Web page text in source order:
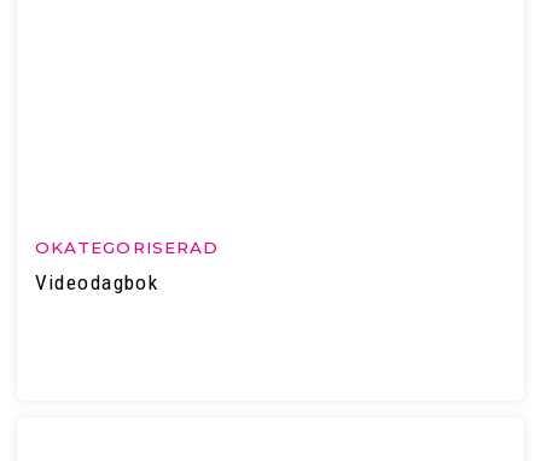
OKATEGORISERAD
Videodagbok